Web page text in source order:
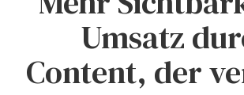
Umsatz
Content, der